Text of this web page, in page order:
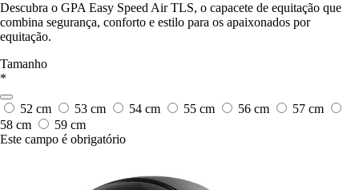
Descubra o GPA Easy Speed Air TLS, o capacete de equitação que
combina segurança, conforto e estilo para os apaixonados por
equitação.
Tamanho
*
52 cm 53 cm 54 cm 55 cm 56 cm
57 cm
58 cm
59 cm
Este campo é obrigatório